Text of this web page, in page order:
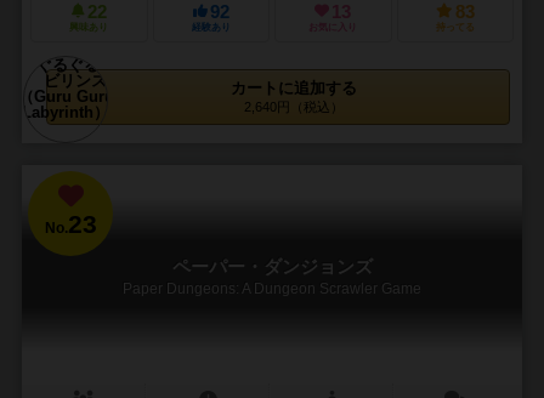
22
興味あり
92
経験あり
13
お気に入り
83
持ってる
カートに追加する
2,640円（税込）
No.23
ペーパー・ダンジョンズ
Paper Dungeons: A Dungeon Scrawler Game